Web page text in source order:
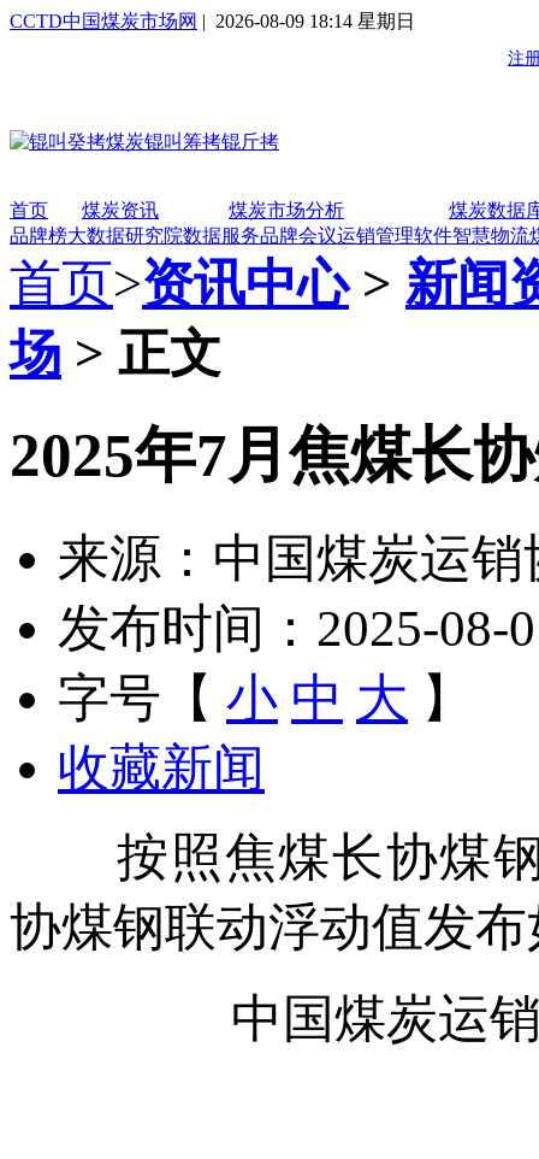
CCTD中国煤炭市场网 | 2026-08-09 18:14 星期日
首页 煤炭资讯 煤炭市场分析
煤炭数据
品牌榜大数据研究院数据服务品牌会议运销管理软件智慧物流
首页>资讯中心> 新闻
场 > 正文
2025年7月焦煤长
来源：中国煤炭运销
发布时间：2025-08-
字号【 小 中 大 】
收藏新闻
按照焦煤长协煤钢
协煤钢联动浮动值发
中国煤炭运